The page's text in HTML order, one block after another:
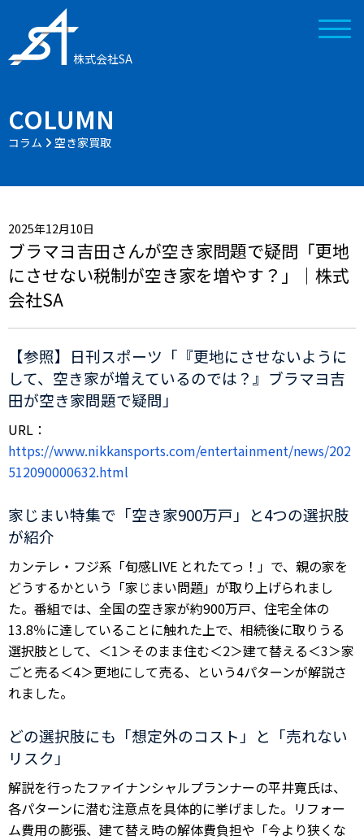
株式会社SA
COLUMN
コラム 空き家買取
2025年12月10日
ブラマヨ吉田さんが空き家問題で疑問「更地
にさせない税制が空き家を増やす？」｜株式
会社SA
【参照】日刊スポーツ「『更地にさせないように
して、空き家が増えているのでは？』ブラマヨ吉
田が空き家問題で疑問」
URL：
https://www.nikkansports.com/entertainment/news/202
512090000632.html
家じまい特集で「空き家900万戸」と4つの選択肢
が紹介
カンテレ・フジ系「旬感LIVE とれたてっ！」で、親の家を
どうするかという「家じまい問題」が取り上げられまし
た。番組では、全国の空き家が約900万戸、住宅全体の
13.8％に達していることに触れた上で、相続後に取りうる
選択肢として、＜1＞そのまま住む＜2＞建て替える＜3＞家
ごと売る＜4＞更地にして売る、という4パターンが解説さ
れました。
どの選択肢にも「想定外のコスト」と「売れない
リスク」
解説を行ったファイナンシャルプランナーの平井寛氏は、
各パターンに潜む注意点を具体的に挙げました。リフォー
ム費用の膨張、建て替え時の解体費負担や「今より狭くな